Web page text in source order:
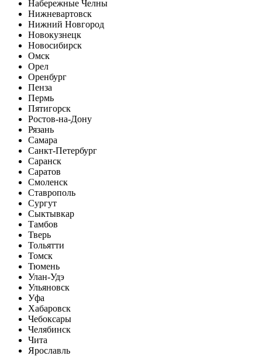
Набережные Челны
Нижневартовск
Нижний Новгород
Новокузнецк
Новосибирск
Омск
Орел
Оренбург
Пенза
Пермь
Пятигорск
Ростов-на-Дону
Рязань
Самара
Санкт-Петербург
Саранск
Саратов
Смоленск
Ставрополь
Сургут
Сыктывкар
Тамбов
Тверь
Тольятти
Томск
Тюмень
Улан-Удэ
Ульяновск
Уфа
Хабаровск
Чебоксары
Челябинск
Чита
Ярославль